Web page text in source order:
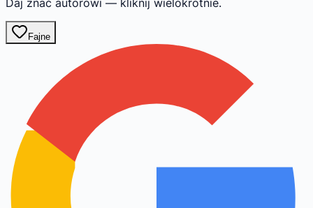
Daj znać autorowi — kliknij wielokrotnie.
Fajne